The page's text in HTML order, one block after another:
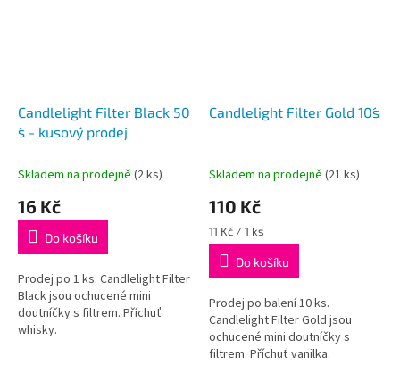
Candlelight Filter Black 50
´s - kusový prodej
Skladem na prodejně (2 ks)
16 Kč
Do košíku
Prodej po 1 ks. Candlelight Filter
Black jsou ochucené mini
doutníčky s filtrem. Příchuť
whisky.
Candlelight Filter Gold 10´s
Skladem na prodejně (21 ks)
110 Kč
Měrná
cena:
11 Kč / 1 ks
Do košíku
Prodej po balení 10 ks.
Candlelight Filter Gold jsou
ochucené mini doutníčky s
filtrem. Příchuť vanilka.